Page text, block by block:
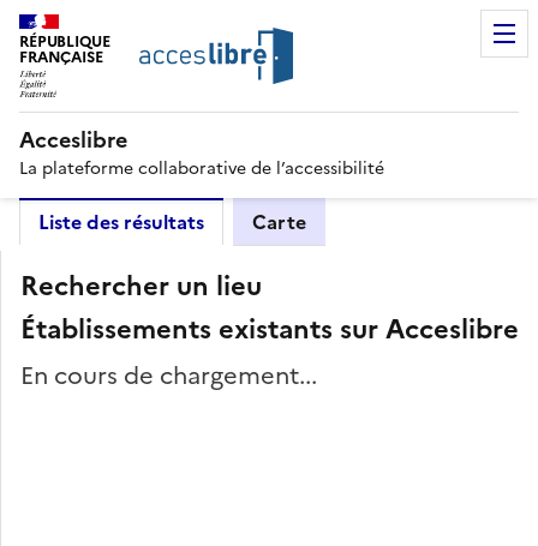
RÉPUBLIQUE
FRANÇAISE
Acceslibre
La plateforme collaborative de l’accessibilité
Liste des résultats Carte
Rechercher un lieu
Établissements existants sur Acceslibre
En cours de chargement...